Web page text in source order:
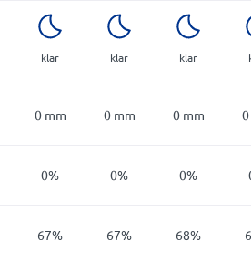
klar klar klar
0 mm 0 mm 0 mm 0
0% 0% 0%
67% 67% 68%